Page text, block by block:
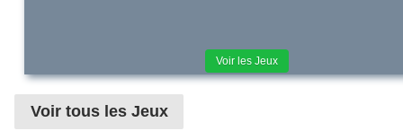
Voir les Jeux
Voir tous les Jeux